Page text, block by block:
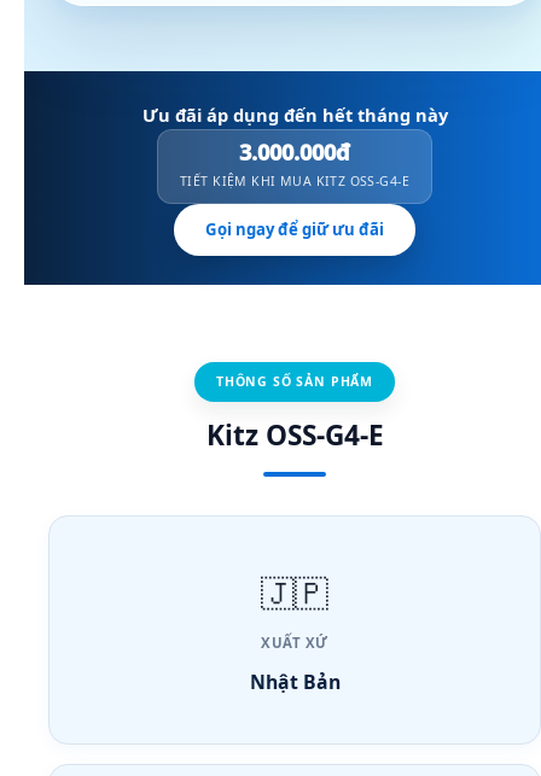
Ưu đãi áp dụng đến hết tháng này
3.000.000đ
TIẾT KIỆM KHI MUA KITZ OSS-G4-E
Gọi ngay để giữ ưu đãi
THÔNG SỐ SẢN PHẨM
Kitz OSS-G4-E
🇯🇵
XUẤT XỨ
Nhật Bản